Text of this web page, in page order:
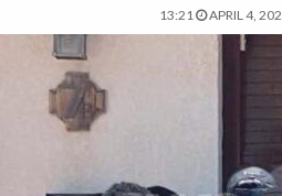
13:21 APRIL 4,